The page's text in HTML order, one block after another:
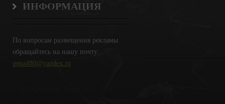
ИНФОРМАЦИЯ
По вопросам размещения рекламы
обращайтесь на нашу почту:
gena480@yandex.ru